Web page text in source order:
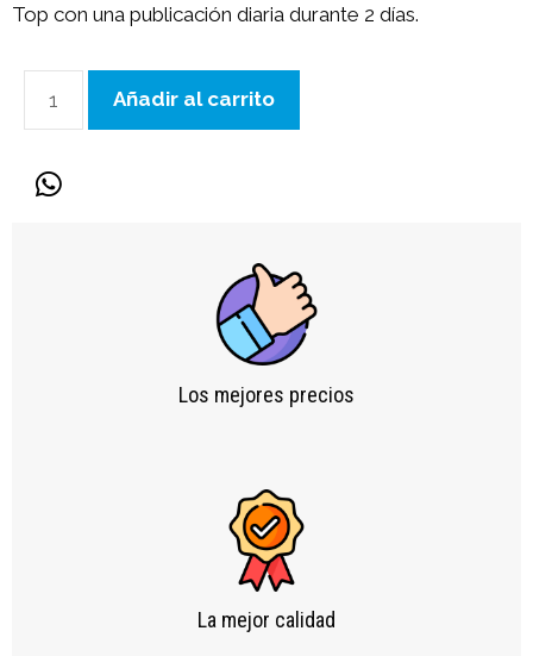
Top con una publicación diaria durante 2 días.
Añadir al carrito
Los mejores precios
La mejor calidad